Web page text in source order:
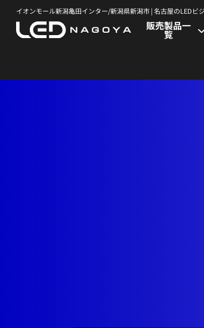
イオンモール新潟亀田インター/新潟県新潟市 | 名古屋のLEDビ
販売製品一
覧